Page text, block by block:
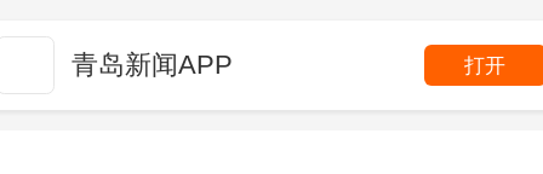
青岛新闻APP 打开